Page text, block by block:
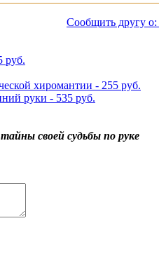
Сообщить другу о:
руб.
хиромантии - 255 руб.
руки - 535 руб.
своей судьбы по руке